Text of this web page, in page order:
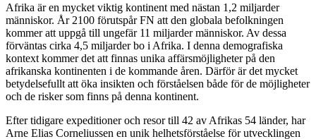
Afrika är en mycket viktig kontinent med nästan 1,2 miljarder
människor. År 2100 förutspår FN att den globala befolkningen
kommer att uppgå till ungefär 11 miljarder människor. Av dessa
förväntas cirka 4,5 miljarder bo i Afrika. I denna demografiska
kontext kommer det att finnas unika affärsmöjligheter på den
afrikanska kontinenten i de kommande åren. Därför är det mycket
betydelsefullt att öka insikten och förståelsen både för de möjligheter
och de risker som finns på denna kontinent.
Efter tidigare expeditioner och resor till 42 av Afrikas 54 länder, har
Arne Elias Corneliussen en unik helhetsförståelse för utvecklingen